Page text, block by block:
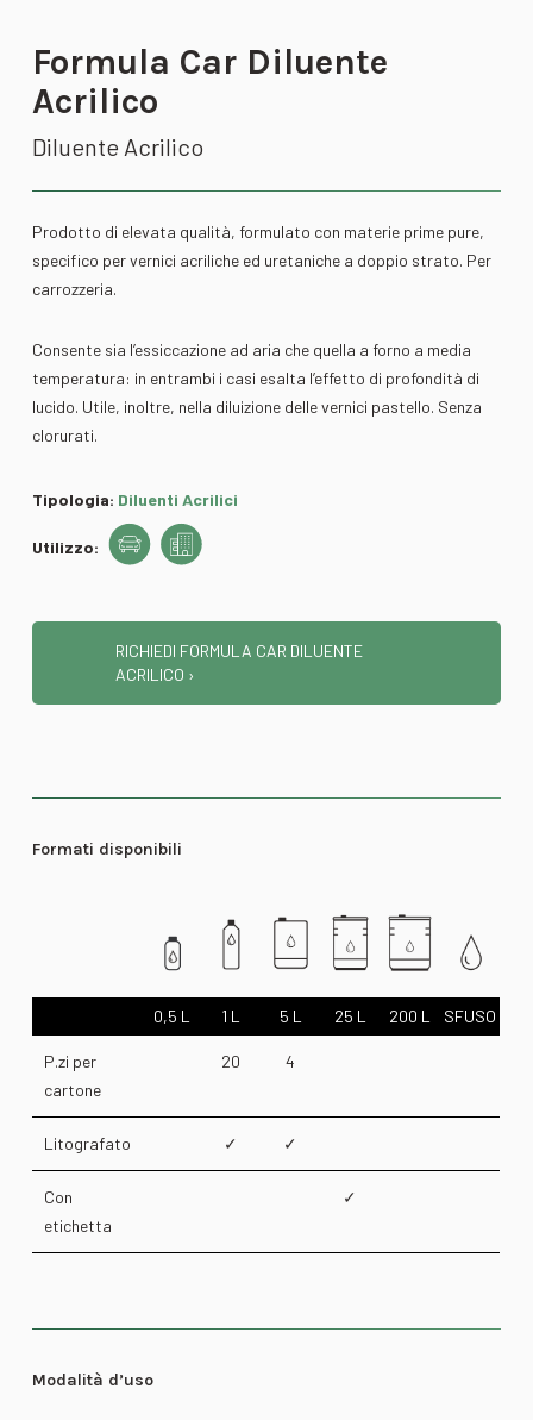
Formula Car Diluente
Acrilico
Diluente Acrilico
Prodotto di elevata qualità, formulato con materie prime pure,
specifico per vernici acriliche ed uretaniche a doppio strato. Per
carrozzeria.
Consente sia l’essiccazione ad aria che quella a forno a media
temperatura: in entrambi i casi esalta l’effetto di profondità di
lucido. Utile, inoltre, nella diluizione delle vernici pastello. Senza
clorurati.
Tipologia: Diluenti Acrilici
Utilizzo:
RICHIEDI FORMULA CAR DILUENTE
ACRILICO ›
Formati disponibili
0,5 L 1 L 5 L 25 L 200 L SFUSO
P.zi per
cartone
20 4
Litografato ✓ ✓
Con
etichetta
✓
Modalità d’uso